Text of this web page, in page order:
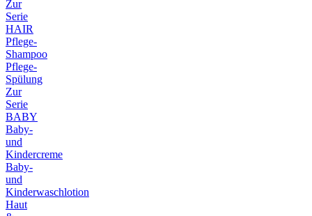
Zur
Serie
HAIR
Pflege-
Shampoo
Pflege-
Spülung
Zur
Serie
BABY
Baby-
und
Kindercreme
Baby-
und
Kinderwaschlotion
Haut